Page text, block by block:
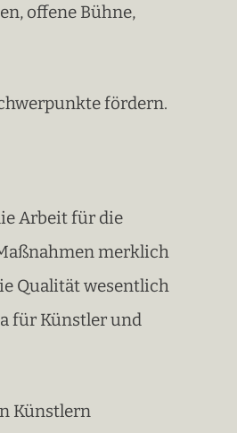
offene Bühne,
fördern.
Arbeit für die
merklich
Qualität wesentlich
für Künstler und
Künstlern